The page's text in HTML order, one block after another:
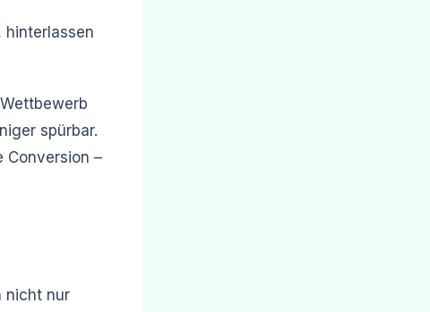
hinterlassen
spürbar.
Conversion –
nicht nur